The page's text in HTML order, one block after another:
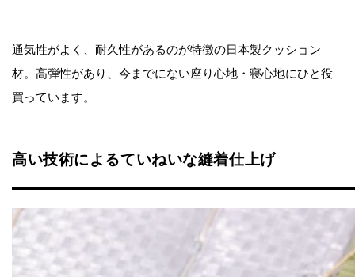
通気性がよく、耐久性があるのが特徴の日本製クッション
材。高弾性があり、今までにない座り心地・寝心地にひと役
買っています。
高い技術によるていねいな縫着仕上げ